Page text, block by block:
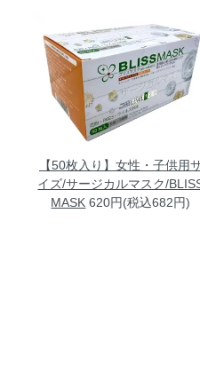
【50枚入り】女性・子供用
イズ/サージカルマスク/
MASK 620円(税込682円)